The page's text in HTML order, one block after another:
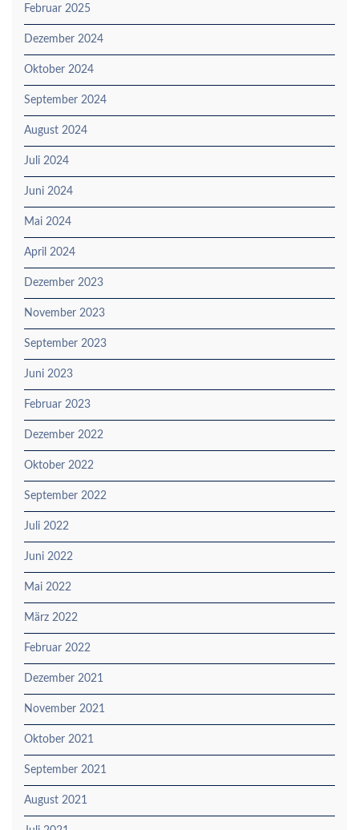
Februar 2025
Dezember 2024
Oktober 2024
September 2024
August 2024
Juli 2024
Juni 2024
Mai 2024
April 2024
Dezember 2023
November 2023
September 2023
Juni 2023
Februar 2023
Dezember 2022
Oktober 2022
September 2022
Juli 2022
Juni 2022
Mai 2022
März 2022
Februar 2022
Dezember 2021
November 2021
Oktober 2021
September 2021
August 2021